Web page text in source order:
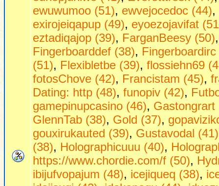
ewuwumoo (51), ewvejocedoc (44),
exirojeiqapup (49), eyoezojavifat
eztadiqajop (39), FarganBeesy (50)
Fingerboarddef (38),
(51), Flexibletbe (39), flossiehn69
fotosChove (42), Francistam (45),
Dаting: http (48), funopiv (42),
gamepinupcasino (46), Gastongrart
GlennTab (38), Gold (37),
gouxirukauted (39), Gustavodal (41)
(38), Holographicuuu (40),
https://www.chordie.com/f (50),
ibijufvopajum (48), icejiqueq (38),